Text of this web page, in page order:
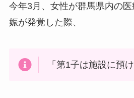
今年3月、女性が群馬県内の
娠が発覚した際、
「第1子は施設に預